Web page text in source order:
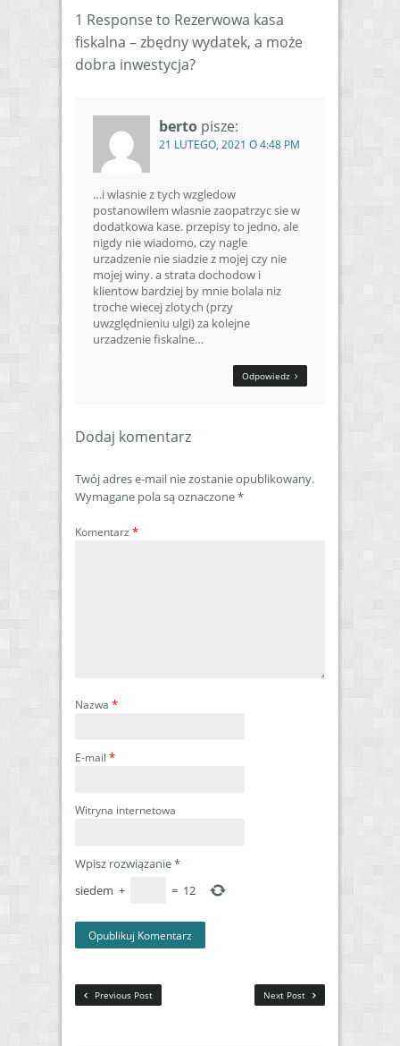
1 Response to Rezerwowa kasa
fiskalna – zbędny wydatek, a może
dobra inwestycja?
berto pisze:
21 LUTEGO, 2021 O 4:48 PM
…i wlasnie z tych wzgledow
postanowilem wlasnie zaopatrzyc sie w
dodatkowa kase. przepisy to jedno, ale
nigdy nie wiadomo, czy nagle
urzadzenie nie siadzie z mojej czy nie
mojej winy. a strata dochodow i
klientow bardziej by mnie bolala niz
troche wiecej zlotych (przy
uwzględnieniu ulgi) za kolejne
urzadzenie fiskalne…
Odpowiedz
Dodaj komentarz
Twój adres e-mail nie zostanie opublikowany.
Wymagane pola są oznaczone*
Komentarz *
Nazwa *
E-mail *
Witryna internetowa
Wpisz rozwiązanie*
siedem + = 12
Next Post
Previous Post